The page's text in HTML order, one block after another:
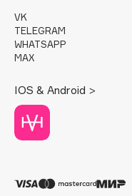
DABO
DARLING*
Davines
Deonica
Dessange
Dolce & Gabbana
VK
TELEGRAM
WHATSAPP
MAX
IOS & Android >